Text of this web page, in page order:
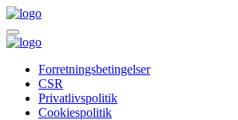
Forretningsbetingelser
CSR
Privatlivspolitik
Cookiespolitik